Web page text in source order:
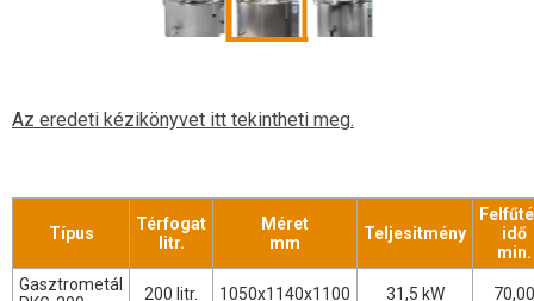
Az eredeti kézikönyvet itt tekintheti meg.
Típus
Térfogat
litr.
Méret
mm
Teljesitmény
idő
min.
Gasztrometál
200 litr. 1050x1140x1100 31,5 kW 70,00